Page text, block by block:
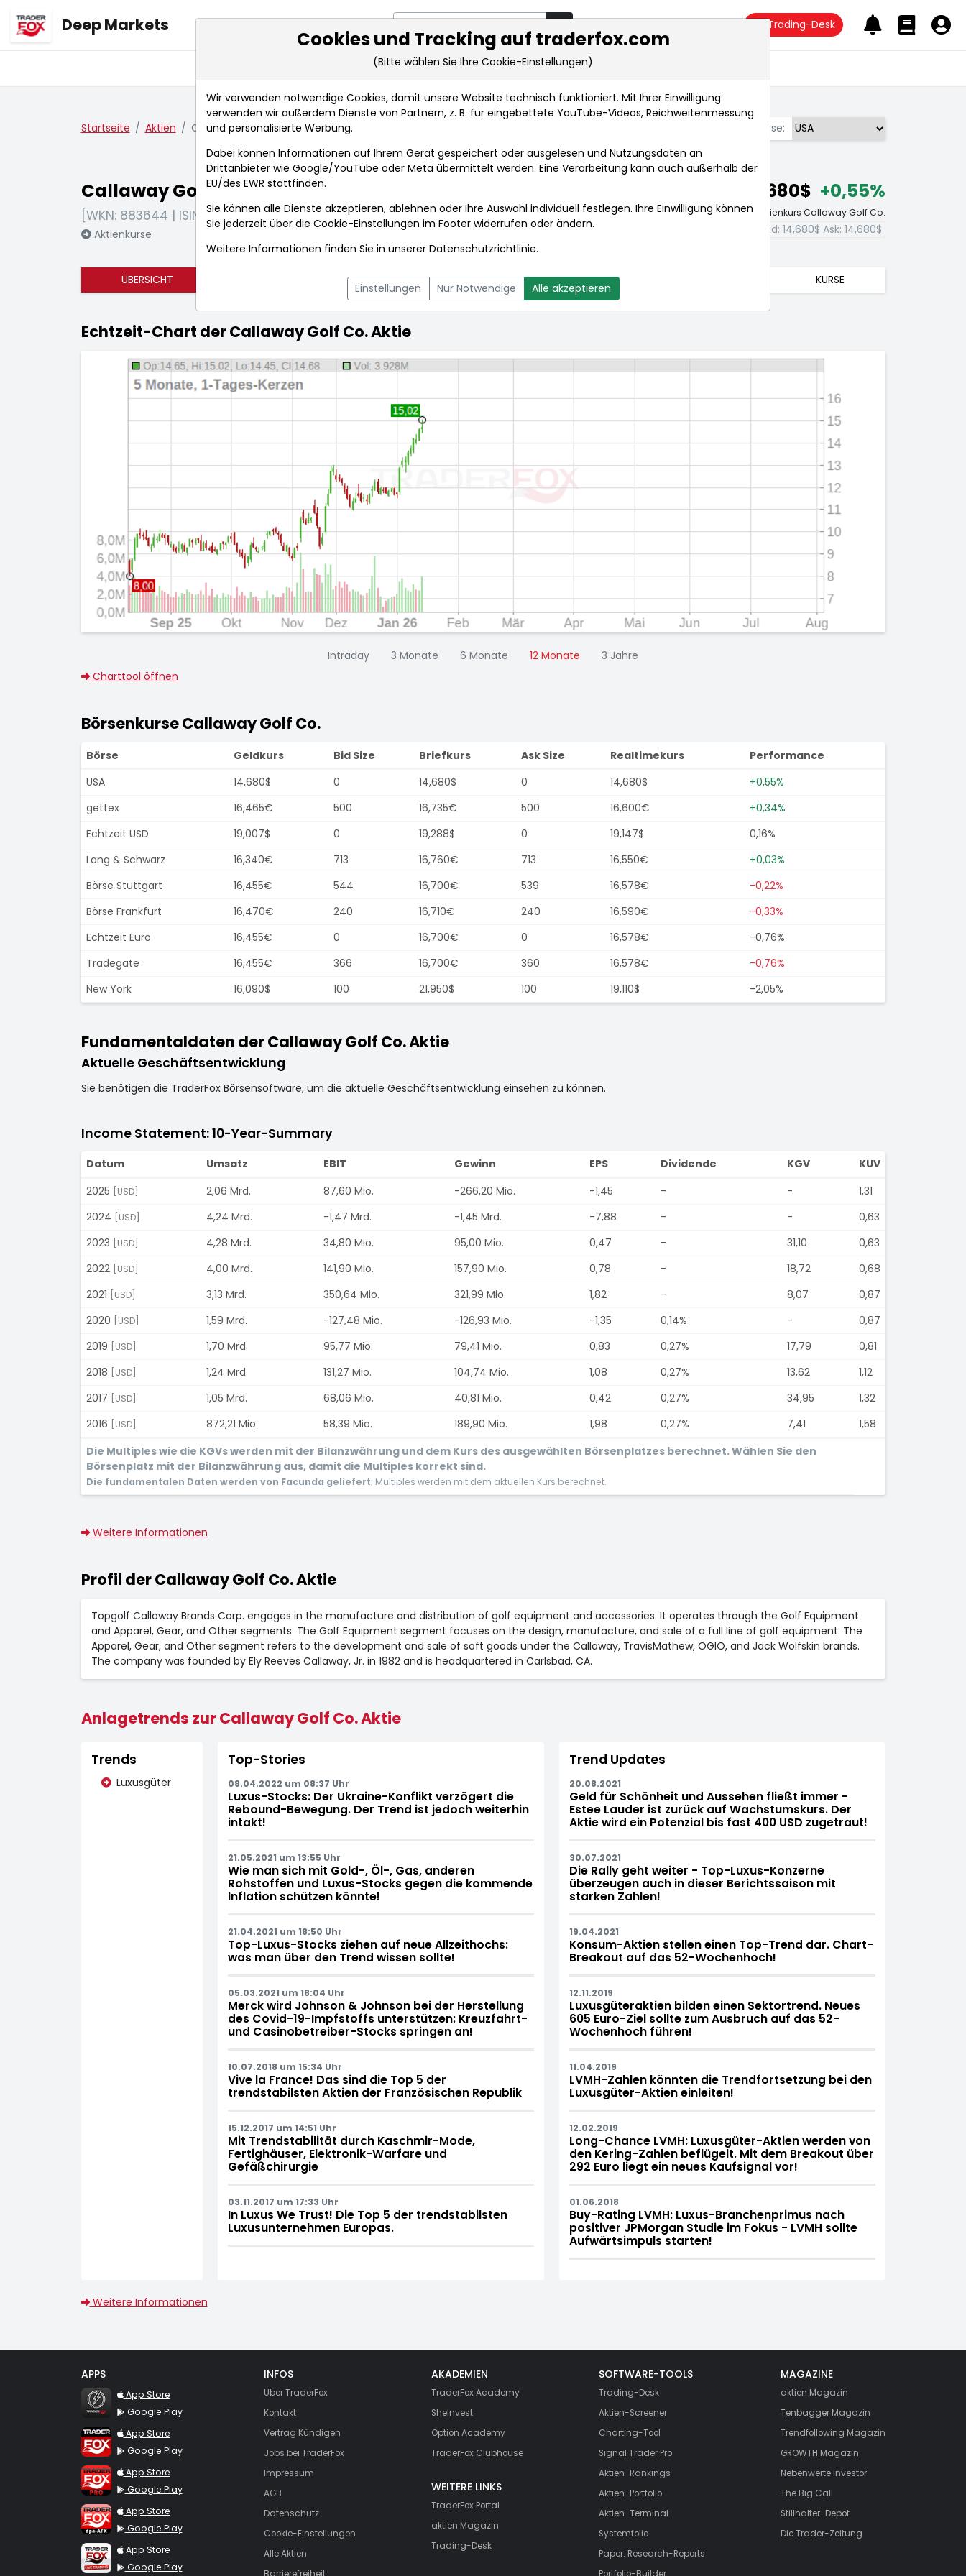
Deep Markets Trading-Desk
Markt-Analysen Market Tools Realtimekurse Nachrichten
Startseite Aktien Callaway Golf Co. Börse:
Callaway Golf Co.
[WKN: 883644 | ISIN: US1311931042]
Aktienkurse
14,680$ +0,55%
Echtzeit-Aktienkurs Callaway Golf Co.
Bid: 14,680$ Ask: 14,680$
ÜBERSICHT NACHRICHTEN CHARTTOOL KURSE
Echtzeit-Chart der Callaway Golf Co. Aktie
Intraday 3 Monate 6 Monate 12 Monate
3 Jahre
Charttool öffnen
Börsenkurse Callaway Golf Co.
Börse Geldkurs Bid Size Briefkurs Ask Size Realtimekurs
Performance
USA
14,680$ 0 14,680$ 0 14,680$
+0,55%
gettex
16,465€ 500 16,735€ 500 16,600€
+0,34%
Echtzeit USD
19,007$ 0 19,288$ 0 19,147$
0,16%
Lang & Schwarz
16,340€ 713 16,760€ 713 16,550€
+0,03%
Börse Stuttgart
16,455€ 544 16,700€ 539 16,578€
-0,22%
Börse Frankfurt
16,470€ 240 16,710€ 240 16,590€
-0,33%
Echtzeit Euro
16,455€ 0 16,700€ 0 16,578€
-0,76%
Tradegate
16,455€ 366 16,700€ 360 16,578€
-0,76%
New York
16,090$ 100 21,950$ 100 19,110$ -2,05%
Fundamentaldaten der Callaway Golf Co. Aktie
Aktuelle Geschäftsentwicklung
Sie benötigen die TraderFox Börsensoftware, um die aktuelle Geschäftsentwicklung einsehen zu können.
Income Statement: 10-Year-Summary
Datum Umsatz EBIT Gewinn EPS Dividende KGV
KUV
2025
[USD] 2,06 Mrd. 87,60 Mio. -266,20 Mio. -1,45 - -
1,31
2024
[USD] 4,24 Mrd. -1,47 Mrd. -1,45 Mrd. -7,88 - -
0,63
2023
[USD] 4,28 Mrd. 34,80 Mio. 95,00 Mio. 0,47 - 31,10
0,63
2022
[USD] 4,00 Mrd. 141,90 Mio. 157,90 Mio. 0,78 - 18,72
0,68
2021
[USD] 3,13 Mrd. 350,64 Mio. 321,99 Mio. 1,82 - 8,07
0,87
2020
[USD] 1,59 Mrd. -127,48 Mio. -126,93 Mio. -1,35 0,14% -
0,87
2019
[USD] 1,70 Mrd. 95,77 Mio. 79,41 Mio. 0,83 0,27% 17,79
0,81
2018
[USD] 1,24 Mrd. 131,27 Mio. 104,74 Mio. 1,08 0,27% 13,62
1,12
2017
[USD] 1,05 Mrd. 68,06 Mio. 40,81 Mio. 0,42 0,27% 34,95
1,32
2016
[USD] 872,21 Mio. 58,39 Mio. 189,90 Mio. 1,98 0,27% 7,41
1,58
Die Multiples wie die KGVs werden mit der Bilanzwährung und dem Kurs des ausgewählten Börsenplatzes berechnet. Wählen Sie den
Börsenplatz mit der Bilanzwährung aus, damit die Multiples korrekt sind.
Die fundamentalen Daten werden von Facunda geliefert; Multiples werden mit dem aktuellen Kurs berechnet.
Weitere Informationen
Profil der Callaway Golf Co. Aktie
Topgolf Callaway Brands Corp. engages in the manufacture and distribution of golf equipment and accessories. It operates through the Golf Equipment
and Apparel, Gear, and Other segments. The Golf Equipment segment focuses on the design, manufacture, and sale of a full line of golf equipment. The
Apparel, Gear, and Other segment refers to the development and sale of soft goods under the Callaway, TravisMathew, OGIO, and Jack Wolfskin brands.
The company was founded by Ely Reeves Callaway, Jr. in 1982 and is headquartered in Carlsbad, CA.
Anlagetrends zur Callaway Golf Co. Aktie
Trends
Luxusgüter
Top-Stories
08.04.2022 um 08:37 Uhr
Luxus-Stocks: Der Ukraine-Konflikt verzögert die
Rebound-Bewegung. Der Trend ist jedoch weiterhin
intakt!
21.05.2021 um 13:55 Uhr
Wie man sich mit Gold-, Öl-, Gas, anderen
Rohstoffen und Luxus-Stocks gegen die kommende
Inflation schützen könnte!
21.04.2021 um 18:50 Uhr
Top-Luxus-Stocks ziehen auf neue Allzeithochs:
was man über den Trend wissen sollte!
05.03.2021 um 18:04 Uhr
Merck wird Johnson & Johnson bei der Herstellung
des Covid-19-Impfstoffs unterstützen: Kreuzfahrt-
und Casinobetreiber-Stocks springen an!
10.07.2018 um 15:34 Uhr
Vive la France! Das sind die Top 5 der
trendstabilsten Aktien der Französischen Republik
15.12.2017 um 14:51 Uhr
Mit Trendstabilität durch Kaschmir-Mode,
Fertighäuser, Elektronik-Warfare und
Gefäßchirurgie
03.11.2017 um 17:33 Uhr
In Luxus We Trust! Die Top 5 der trendstabilsten
Luxusunternehmen Europas.
Trend Updates
20.08.2021
Geld für Schönheit und Aussehen fließt immer -
Estee Lauder ist zurück auf Wachstumskurs. Der
Aktie wird ein Potenzial bis fast 400 USD zugetraut!
30.07.2021
Die Rally geht weiter - Top-Luxus-Konzerne
überzeugen auch in dieser Berichtssaison mit
starken Zahlen!
19.04.2021
Konsum-Aktien stellen einen Top-Trend dar. Chart-
Breakout auf das 52-Wochenhoch!
12.11.2019
Luxusgüteraktien bilden einen Sektortrend. Neues
605 Euro-Ziel sollte zum Ausbruch auf das 52-
Wochenhoch führen!
11.04.2019
LVMH-Zahlen könnten die Trendfortsetzung bei den
Luxusgüter-Aktien einleiten!
12.02.2019
Long-Chance LVMH: Luxusgüter-Aktien werden von
den Kering-Zahlen beflügelt. Mit dem Breakout über
292 Euro liegt ein neues Kaufsignal vor!
01.06.2018
Buy-Rating LVMH: Luxus-Branchenprimus nach
positiver JPMorgan Studie im Fokus - LVMH sollte
Aufwärtsimpuls starten!
Weitere Informationen
APPS
TraderFox Flash
App Store
Google Play
TraderFox App
App Store
Google Play
TraderFox Pro
App Store
Google Play
TraderFox dpa-AFX ProFeed
App Store
Google Play
TraderFox Live Trading
App Store
Google Play
INFOS
Über TraderFox
Kontakt
Vertrag Kündigen
Jobs bei TraderFox
Impressum
AGB
Datenschutz
Cookie-Einstellungen
Alle Aktien
AKADEMIEN
TraderFox Academy
SheInvest
Option Academy
TraderFox Clubhouse
WEITERE LINKS
TraderFox Portal
aktien Magazin
Trading-Desk
SOFTWARE-TOOLS
Trading-Desk
Aktien-Screener
Charting-Tool
Signal Trader Pro
Aktien-Rankings
Aktien-Portfolio
Aktien-Terminal
Systemfolio
Paper: Research-Reports
MAGAZINE
aktien Magazin
Tenbagger Magazin
Trendfollowing Magazin
GROWTH Magazin
Nebenwerte Investor
The Big Call
Stillhalter-Depot
Die Trader-Zeitung
Cookies und Tracking auf traderfox.com
(Bitte wählen Sie Ihre Cookie-Einstellungen)
Wir verwenden notwendige Cookies, damit unsere Website technisch funktioniert. Mit Ihrer Einwilligung
verwenden wir außerdem Dienste von Partnern, z. B. für eingebettete YouTube-Videos, Reichweitenmessung
und personalisierte Werbung.
Dabei können Informationen auf Ihrem Gerät gespeichert oder ausgelesen und Nutzungsdaten an
Drittanbieter wie Google/YouTube oder Meta übermittelt werden. Eine Verarbeitung kann auch außerhalb der
EU/des EWR stattfinden.
Sie können alle Dienste akzeptieren, ablehnen oder Ihre Auswahl individuell festlegen. Ihre Einwilligung können
Sie jederzeit über die Cookie-Einstellungen im Footer widerrufen oder ändern.
Weitere Informationen finden Sie in unserer Datenschutzrichtlinie.
Einstellungen Nur Notwendige Alle akzeptieren